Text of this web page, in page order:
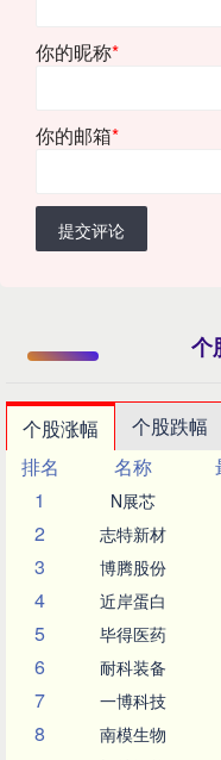
你的昵称*
你的邮箱*
提交评论
个
个股涨幅 个股跌幅
排名
名称
1
N展芯
2 志特新材
3 博腾股份
4 近岸蛋白
5 毕得医药
6 耐科装备
7 一博科技
8 南模生物